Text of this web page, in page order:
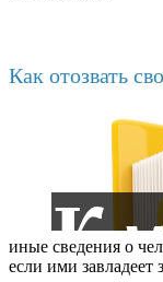
Как отозвать
иные сведения о
если ими